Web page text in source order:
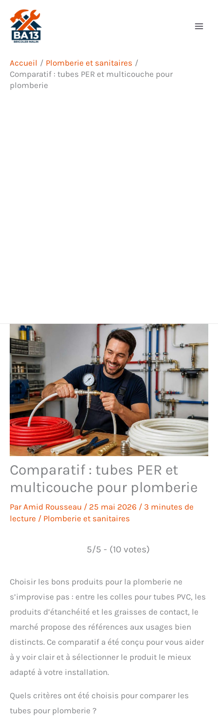
contenu
Accueil
Plomberie et sanitaires
Comparatif : tubes PER et multicouche pour
plomberie
Comparatif : tubes PER et
multicouche pour plomberie
ParAmid Rousseau / 25 mai 2026 / 3 minutes de
lecture / Plomberie et sanitaires
5/5 - (10 votes)
Choisir les bons produits pour la plomberie ne
s’improvise pas : entre les colles pour tubes PVC, les
produits d’étanchéité et les graisses de contact, le
marché propose des références aux usages bien
distincts. Ce comparatif a été conçu pour vous aider
à y voir clair et à sélectionner le produit le mieux
adapté à votre installation.
Quels critères ont été choisis pour comparer les
tubes pour plomberie ?
Rechercher